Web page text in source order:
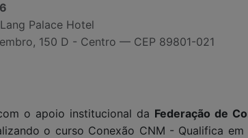
Palace Hotel
150 D - Centro — CEP 89801-021
o apoio institucional da Federação de
o curso Conexão CNM - Qualifica